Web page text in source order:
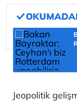
Jeopolitik